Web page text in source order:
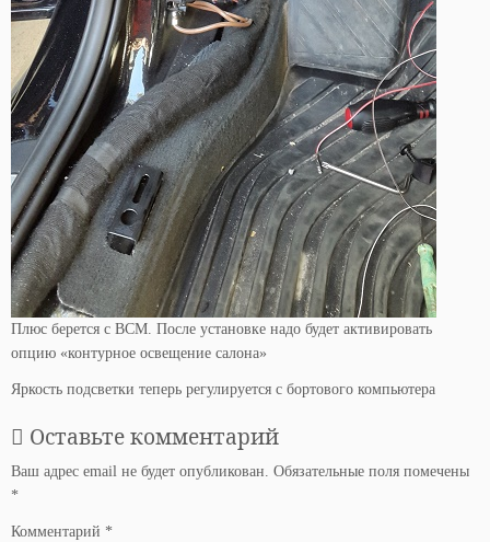
Плюс берется с BCM. После установке надо будет активировать
опцию «контурное освещение салона»
Яркость подсветки теперь регулируется с бортового компьютера
Оставьте комментарий
Ваш адрес email не будет опубликован. Обязательные поля помечены
*
Комментарий *